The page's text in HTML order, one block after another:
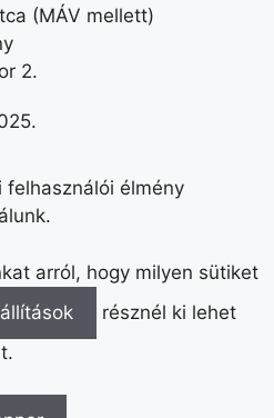
(MÁV mellett)
2.
élmény
arról, hogy milyen sütiket
résznél ki lehet